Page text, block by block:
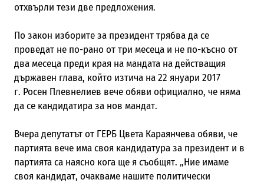
отхвърли тези две предложения.
По закон изборите за президент трябва да се
проведат не по-рано от три месеца и не по-късно от
два месеца преди края на мандата на действащия
държавен глава, който изтича на 22 януари 2017
г. Росен Плевнелиев вече обяви официално, че няма
да се кандидатира за нов мандат.
Вчера депутатът от ГЕРБ Цвета Караянчева обяви, че
партията вече има своя кандидатура за президент и в
партията са наясно кога ще я съобщят. „Ние имаме
своя кандидат, очакваме нашите политически